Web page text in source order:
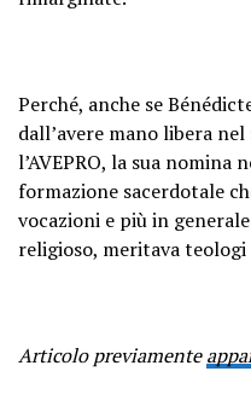
Perché, anche se
dall’avere mano libera
l’AVEPRO, la sua
formazione sacerdotale
vocazioni e più in
religioso, meritava
Articolo previamente